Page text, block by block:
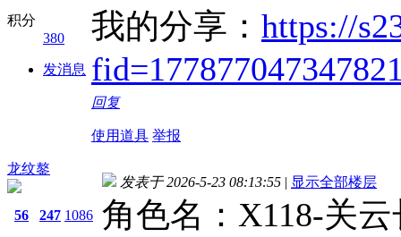
积分
380
发消息
我的分享： https://
回复
使用道具 举报
龙纹鏊
56 247 1086
发表于 2026-5-23 08:13:55 | 显示全部楼层
角色名：X118-关云